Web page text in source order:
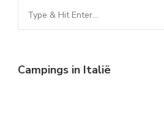
Looking
for
Campings in Italië